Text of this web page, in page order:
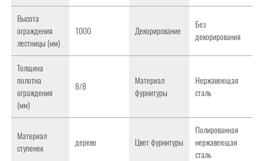
Высота
ограждения
лестницы (мм)
1000 Декорирование
Без
декорирования
Толщина
полотна
ограждения
(мм)
8/8
Материал
фурнитуры
Нержавеющая
сталь
Материал
ступенек
дерево Цвет фурнитуры
Полированная
нержавеющая
сталь